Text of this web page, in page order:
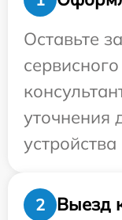
Оставьте
уточнения
2
Выезд